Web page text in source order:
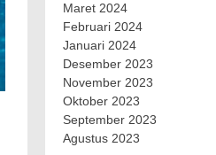
Maret 2024
Februari 2024
Januari 2024
Desember 2023
November 2023
Oktober 2023
September 2023
Agustus 2023